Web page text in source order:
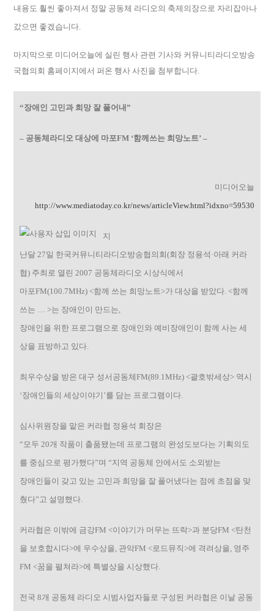
내용도 훨씬 좋아져서 정말 공동체 라디오의 축제의장으로 자리잡아나
갔으면 좋겠습니다.
마지막으로 미디어오늘에 실린 행사 관련 기사와 커뮤니티라디오방송
국협의회 홈페이지에서 퍼온 행사 사진을 첨부합니다.
“장애인 고민과 희망 잘 풀어내”
– 공동체라디오 대상에 마포FM ‘함께쓰는 희망노트’ –
미디어오늘
http://www.mediatoday.co.kr/news/articleView.html?idxno=59530
지
난달 27일 한국커뮤니티라디오방송협의회(회장 정용석·아래 커라
협) 주최로 열린 2007 공동체라디오 시상식에서
마포FM(100.7MHz) <함께 쓰는 희망노트>가 대상을 받았다. <함께
쓰는 … >는 장애인이 만드는,
장애인을 위한 프로그램으로 장애인와 예비장애인이 함께 사는 세
상을 표방하고 있다.
최우수상을 받은 대구 성서공동체FM(89.1MHz) <괄호밖세상> 역시
‘장애인들의 세상이야기’를 담는 프로그램이다.
심사위원장을 맡은 커라협 정용석 회장은
“모두 20개 작품이 출품됐는데 프로그램의 완성도보다는 기획의도
를 중심으로 평가했다”며 “지역 공동체 안에서도 소외받는
장애인들이 갖고 있는 고민과 희망을 잘 풀어냈다는 점에 초점을 맞
췄다”고 설명했다.
커라협은 이밖에 금강FM <이야기가 머무는 뜨락>과 분당FM <탄천
을 보호합시다>에 우수상을, 관악FM <로드뮤직>에 격려상을, 영주
FM <꿈을 펼쳐라>에 특별상을 시상했다.
전국 8개 공동체 라디오 시범사업자들로 구성된 커라협은 이날 공동